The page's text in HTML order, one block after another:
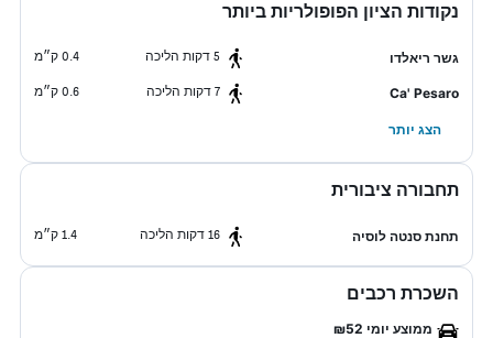
נקודות הציון הפופולריות ביותר
גשר ריאלדו 5 דקות הליכה 0.4 ק״מ
Ca' Pesaro 7 דקות הליכה 0.6 ק״מ
הצג יותר
תחבורה ציבורית
תחנת סנטה לוסיה 16 דקות הליכה 1.4 ק״מ
השכרת רכבים
ממוצע יומי ₪52